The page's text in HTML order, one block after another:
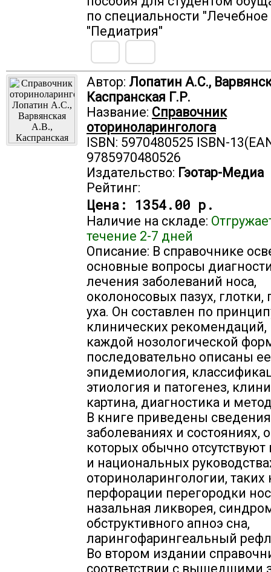
по специальности "Лечебное
"Педиатрия"
Автор: Лопатин А.С.,
Каспранская Г.Р.
Название: Справочник
оториноларинголога
ISBN: 5970480525 ISBN-
9785970480526
Издательство: Гэотар-Медиа
Рейтинг:
Цена: 1354.00 р.
Наличие на складе:
течение 2-7 дней
Описание: В справочнике
основные вопросы
лечения заболеваний носа,
околоносовых пазух, глотки,
уха. Он составлен по
клинических рекомендаций,
каждой нозологической
последовательно описаны ее
эпидемиология,
этиология и патогенез,
картина, диагностика и
В книге приведены
заболеваниях и состояниях,
которых обычно отсутствуют
и национальных
оториноларингологии, таких
перфорации перегородки
назальная ликворея,
обструктивного апноэ сна,
ларингофарингеальный
Во втором издании
соответствии с вышедшими